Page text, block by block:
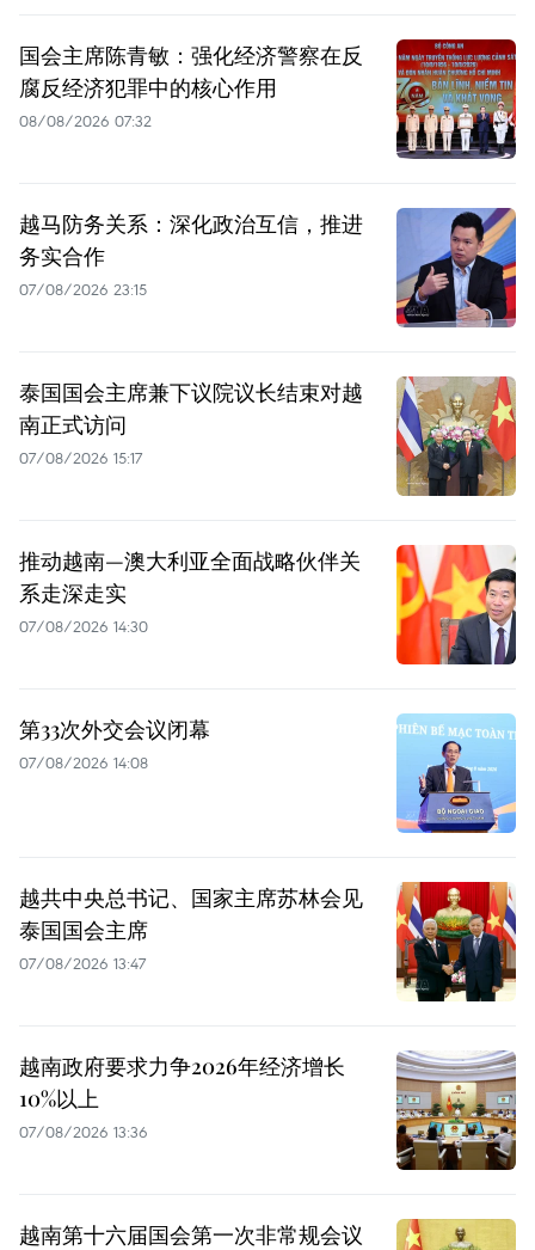
国会主席陈青敏：强化经济警察在反
腐反经济犯罪中的核心作用
08/08/2026 07:32
越马防务关系：深化政治互信，推进
务实合作
07/08/2026 23:15
泰国国会主席兼下议院议长结束对越
南正式访问
07/08/2026 15:17
推动越南—澳大利亚全面战略伙伴关
系走深走实
07/08/2026 14:30
第33次外交会议闭幕
07/08/2026 14:08
越共中央总书记、国家主席苏林会见
泰国国会主席
07/08/2026 13:47
越南政府要求力争2026年经济增长
10%以上
07/08/2026 13:36
越南第十六届国会第一次非常规会议